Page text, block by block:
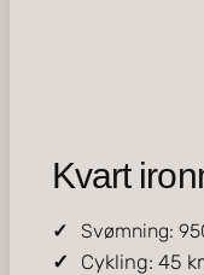
Kvart
Svømning:
Cykling: 45